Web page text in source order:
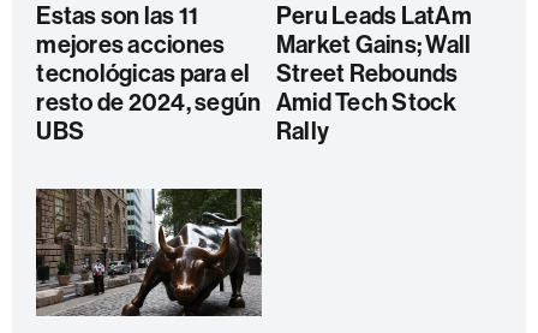
Estas son las 11
mejores acciones
tecnológicas para el
resto de 2024, según
UBS
Peru Leads LatAm
Market Gains; Wall
Street Rebounds
Amid Tech Stock
Rally